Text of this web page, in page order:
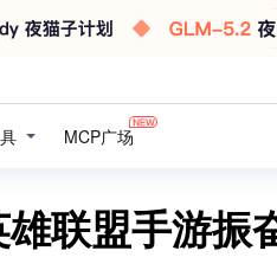
MCP广场
联盟手游振